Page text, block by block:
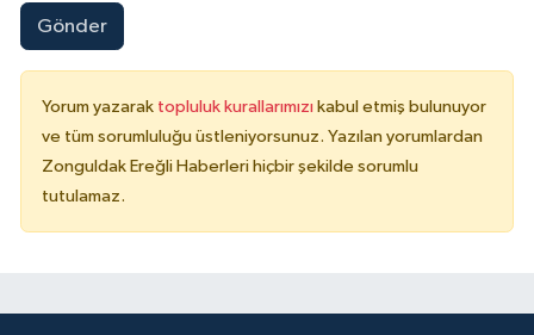
Gönder
Yorum yazarak topluluk kurallarımızı kabul etmiş bulunuyor
ve tüm sorumluluğu üstleniyorsunuz. Yazılan yorumlardan
Zonguldak Ereğli Haberleri hiçbir şekilde sorumlu
tutulamaz.